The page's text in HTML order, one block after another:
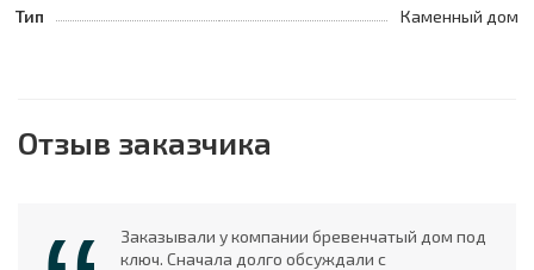
Тип
Каменный дом
Отзыв заказчика
Заказывали у компании бревенчатый дом под
ключ. Сначала долго обсуждали с